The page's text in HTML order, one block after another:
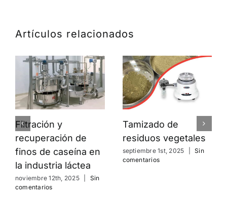
Artículos relacionados
Filtración y
recuperación de
finos de caseína en
la industria láctea
noviembre 12th, 2025
Sin
comentarios
Tamizado de
residuos vegetales
septiembre 1st, 2025
Sin
comentarios